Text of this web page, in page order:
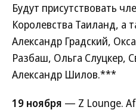
Будут присутствовать
Королевства Таиланд, а
Александр Градский,
Разбаш, Ольга Слуцкер,
Александр Шилов.***
19 ноября — Z Lounge.